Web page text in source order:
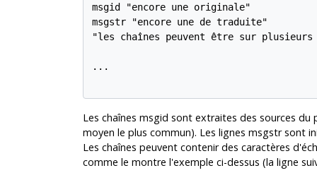
msgid "encore une originale"
msgstr "encore une de traduite"
"les chaînes peuvent être sur plusieurs
...
Les chaînes msgid sont extraites des sources
moyen le plus commun). Les lignes msgstr sont
Les chaînes peuvent contenir des caractères
comme le montre l'exemple ci-dessus (la ligne